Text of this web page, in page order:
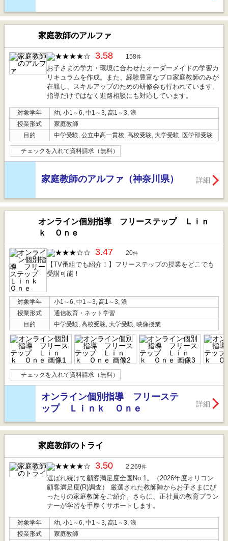
家庭教師のアルファ
3.58 158件
お子さまの学力・環境に合わせたオーダーメイドの学習カ
リキュラムを作成。また、経験豊富なプロ家庭教師のみが
在籍し、スキルアップのための研修会も行われています。
指導だけではなく進路相談にも対応しています。
対象学年
幼, 小1～6, 中1～3, 高1～3, 浪
授業形式
家庭教師
目的
中学受験, 公立中高一貫校, 高校受験, 大学受験, 医学部受験
チェックを入れて資料請求（無料）
家庭教師のアルファ（神奈川県） 詳細
オンライン個別指導 フリーステップ Ｌｉｎ
ｋ Ｏｎｅ
3.47 20件
【TV番組でも紹介！】フリーステップの授業をどこでも
受講可能！
対象学年
小1～6, 中1～3, 高1～3, 浪
授業形式
通信教育・ネット学習
目的
中学受験, 高校受験, 大学受験, 映像授業
チェックを入れて資料請求（無料）
オンライン個別指導 フリーステ
ップ Ｌｉｎｋ Ｏｎｅ
詳細
家庭教師のトライ
3.50 2,269件
選ばれ続けて顧客満足度全国No.1。（2026年度オリコン
顧客満足度(R)調査） 厳選された教師陣からお子さまにぴ
ったりの家庭教師をご紹介。さらに、正社員の教育プラン
ナーが学習を手厚くサポートします。
対象学年
幼, 小1～6, 中1～3, 高1～3, 浪
授業形式
家庭教師